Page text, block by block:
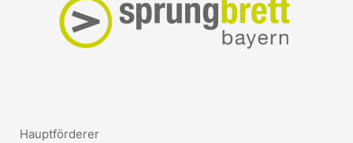
Hauptförderer